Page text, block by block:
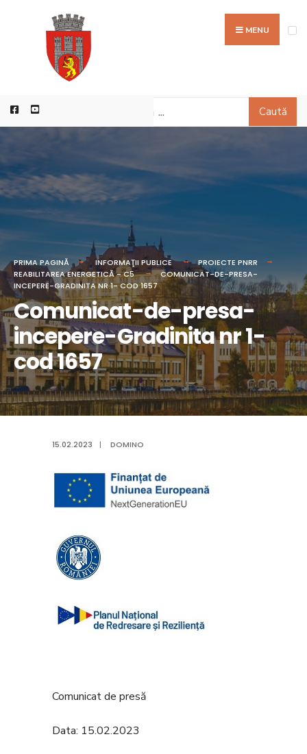
MENU
Caută
PRIMA PAGINĂ INFORMAŢII PUBLICE
PROIECTE PNRR
REABILITAREA ENERGETICĂ - C5
COMUNICAT-DE-PRESA-
INCEPERE-GRADINITA NR 1- COD 1657
Comunicat-de-presa-
incepere-Gradinita nr 1-
cod 1657
15.02.2023 | DOMINO
Comunicat de presă
Data: 15.02.2023